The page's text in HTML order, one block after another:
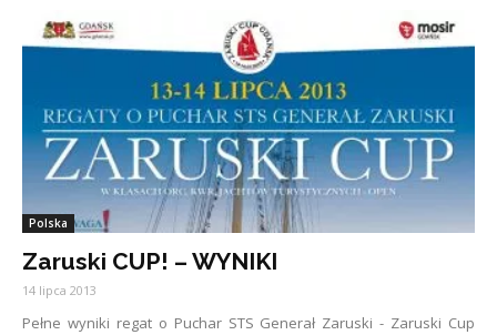
Polska
Zaruski CUP! – WYNIKI
14 lipca 2013
Pełne wyniki regat o Puchar STS Generał Zaruski - Zaruski Cup